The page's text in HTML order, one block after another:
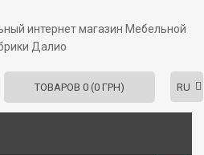
ТОВАРОВ 0 (0 ГРН) RU